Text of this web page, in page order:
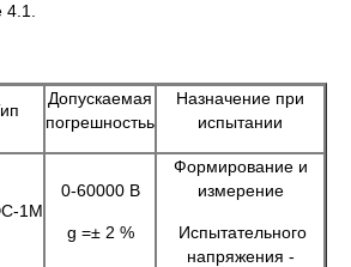
Допускаемая
погрешностьь
Назначение при
испытании
1М
0-60000 В
g =± 2 %
Формирование и
измерение
Испытательного
напряжения -